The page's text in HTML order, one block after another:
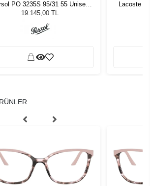
PO 3235S 95/31 55 Unisex
Güneş Gözlüğü
19.145,00 TL
Lacoste